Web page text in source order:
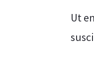
Ut